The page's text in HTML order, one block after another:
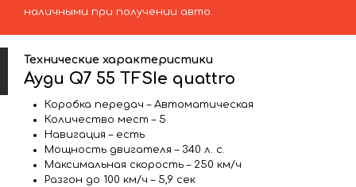
наличными при получении авто.
Технические характеристики
Ауди Q7 55 TFSIe quattro
Коробка передач – Автоматическая
Количество мест – 5
Навигация – есть
Мощность двигателя – 340 л. с.
Максимальная скорость – 250 км/ч
Разгон до 100 км/ч – 5,9 сек